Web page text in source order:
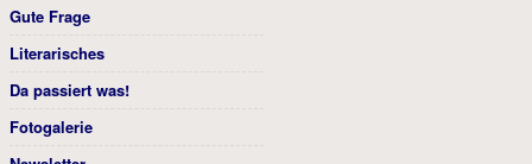
Gute Frage
Literarisches
Da passiert was!
Fotogalerie